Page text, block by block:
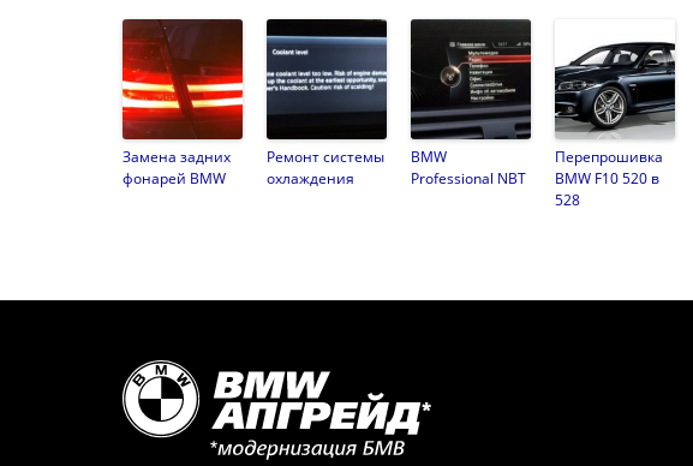
Замена задних
фонарей BMW
Ремонт системы
охлаждения
BMW
Professional NBT
Перепрошивка
BMW F10 520 в
528